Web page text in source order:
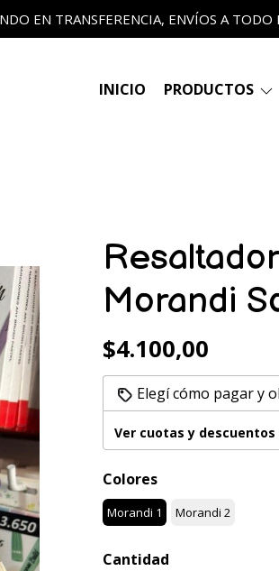
EN TRANSFERENCIA, ENVÍOS A TODO
INICIO PRODUCTOS
Morandi
$4.100,00
Elegí cómo pagar y
Ver cuotas y descuentos
Colores
Morandi 1 Morandi 2
Cantidad